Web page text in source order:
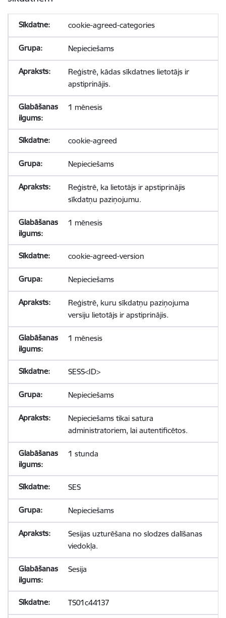
cookie-agreed-categories
Nepieciešams
Reģistrē, kādas sīkdatnes lietotājs ir
apstiprinājis.
1 mēnesis
cookie-agreed
Nepieciešams
Reģistrē, ka lietotājs ir apstiprinājis
sīkdatņu paziņojumu.
1 mēnesis
cookie-agreed-version
Nepieciešams
Reģistrē, kuru sīkdatņu paziņojuma
versiju lietotājs ir apstiprinājis.
1 mēnesis
SESS<ID>
Nepieciešams
Nepieciešams tikai satura
administratoriem, lai autentificētos.
1 stunda
SES
Nepieciešams
Sesijas uzturēšana no slodzes dalīšanas
viedokļa.
Sesija
TS01c44137